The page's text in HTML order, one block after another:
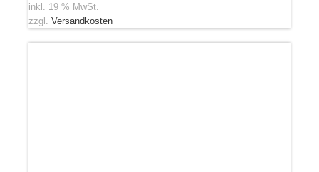
inkl. 19 % MwSt.
zzgl. Versandkosten